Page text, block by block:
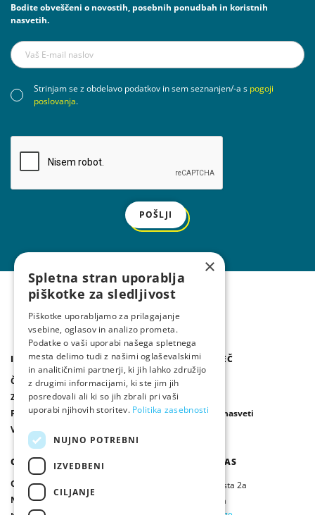
Bodite obveščeni o novostih, posebnih ponudbah in koristnih
nasvetih.
Strinjam se z obdelavo podatkov in sem seznanjen/-a s pogoji
poslovanja.
POŠLJI
IZDELKI
Čistilne naprave / Greznice
Zbiralniki deževnice
Ponikalni sistemi
Vsi izdelki
IZVEDITE VEČ
Publikacije
Novice
Vprašanja in nasveti
O NAS
O nas
Naši partnerji
OBIŠČITE NAS
Ljubljanska cesta 2a
Ivančna Gorica
×
Spletna stran uporablja
piškotke za sledljivost
Piškotke uporabljamo za prilagajanje
vsebine, oglasov in analizo prometa.
Podatke o vaši uporabi našega spletnega
mesta delimo tudi z našimi oglaševalskimi
in analitičnimi partnerji, ki jih lahko združijo
z drugimi informacijami, ki ste jim jih
posredovali ali ki so jih zbrali pri vaši
uporabi njihovih storitev. Politika zasebnosti
NUJNO POTREBNI
IZVEDBENI
CILJANJE